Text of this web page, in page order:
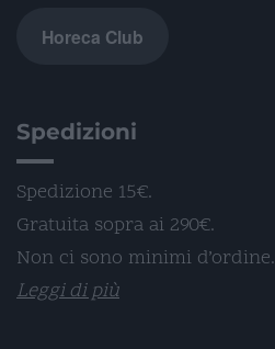
Horeca Club
Spedizioni
Spedizione 15€.
Gratuita sopra ai 290€.
Non ci sono minimi d’ordine.
Leggi di più